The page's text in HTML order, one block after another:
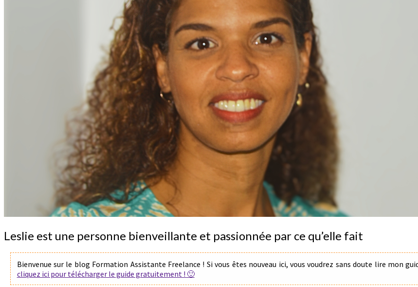
Leslie
est
une
personne
bienveillante
et
Leslie est une personne bienveillante et passionnée par ce qu’elle fait
Bienvenue sur le blog Formation Assistante Freelance ! Si vous êtes nouveau ici, vous voudrez sans doute lire mon
cliquez ici pour télécharger le guide gratuitement ! 🙂